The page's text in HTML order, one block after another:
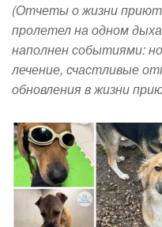
(Отчеты о жизни
пролетел на одном
наполнен событиями:
лечение, счастливые
обновления в жизни